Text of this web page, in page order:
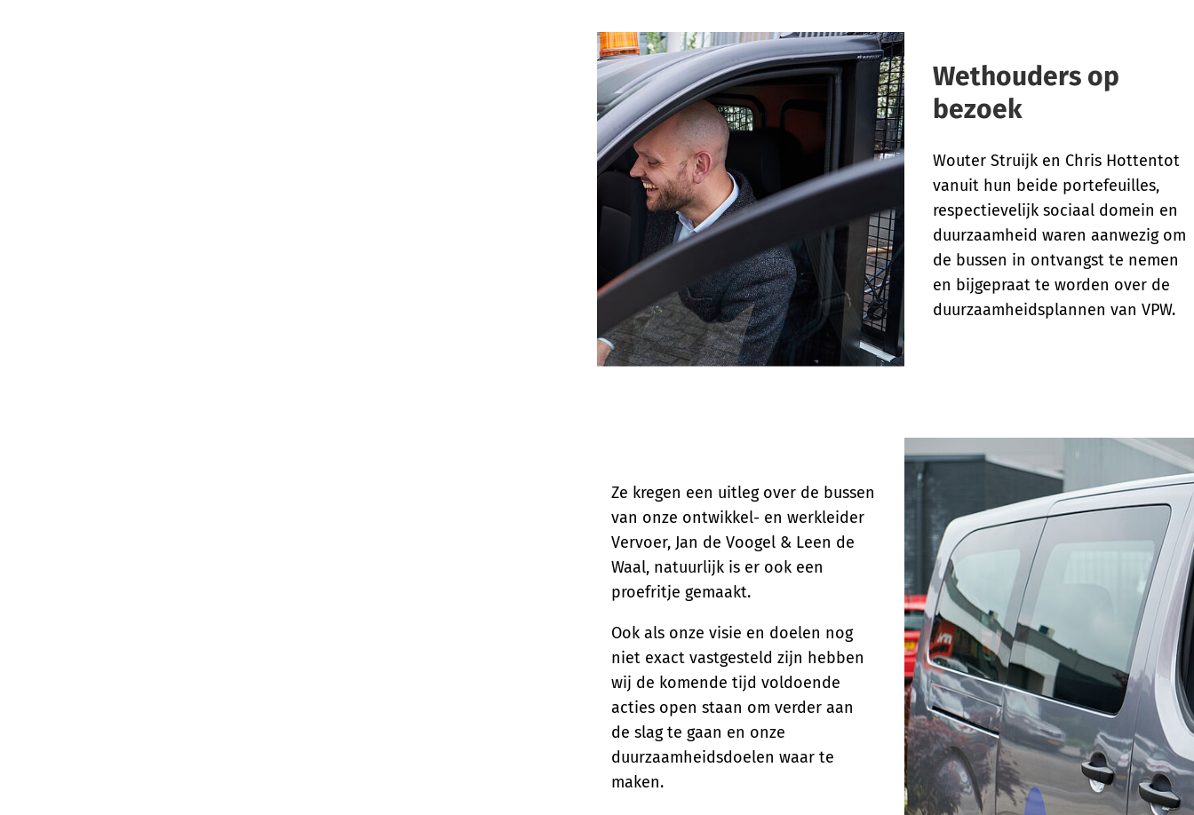
Wethouders op
bezoek
Wouter Struijk en Chris Hottentot
vanuit hun beide portefeuilles,
respectievelijk sociaal domein en
duurzaamheid waren aanwezig om
de bussen in ontvangst te nemen
en bijgepraat te worden over de
duurzaamheidsplannen van VPW.
Ze kregen een uitleg over de bussen
van onze ontwikkel- en werkleider
Vervoer, Jan de Voogel & Leen de
Waal, natuurlijk is er ook een
proefritje gemaakt.
Ook als onze visie en doelen nog
niet exact vastgesteld zijn hebben
wij de komende tijd voldoende
acties open staan om verder aan
de slag te gaan en onze
duurzaamheidsdoelen waar te
maken.